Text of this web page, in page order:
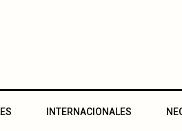
INTERNACIONALES